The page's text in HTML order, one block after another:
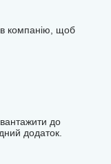
в компанію, щоб
до
додаток.